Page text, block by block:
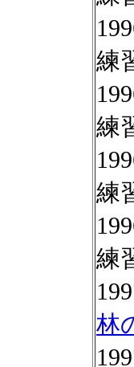
練
練
練
練
林